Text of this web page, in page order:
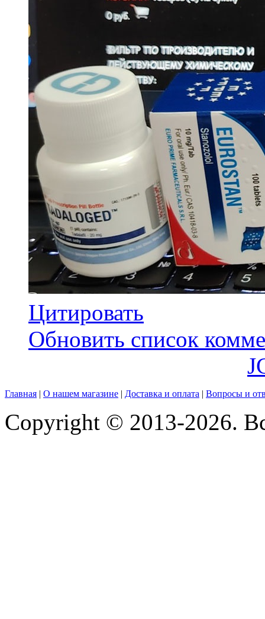
Цитировать
Обновить список
Главная | О нашем магазине | Доставка и оплата | Вопросы и
Copyright © 2013-2026.